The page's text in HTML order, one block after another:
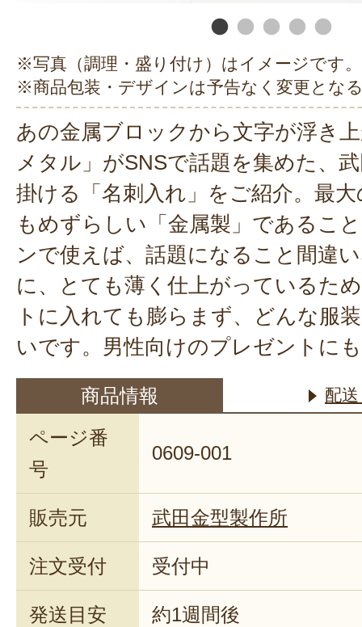
※写真（調理・盛り付け）はイメージです。
※商品包装・デザインは予告なく変更とな
あの金属ブロックから文字が浮き
メタル」がSNSで話題を集めた、
掛ける「名刺入れ」をご紹介。最
もめずらしい「金属製」であるこ
ンで使えば、話題になること間違
に、とても薄く仕上がっているた
トに入れても膨らまず、どんな服
いです。男性向けのプレゼントに
商品情報 配
ページ番
号
0609-001
販売元 武田金型製作所
注文受付 受付中
発送目安 約1週間後